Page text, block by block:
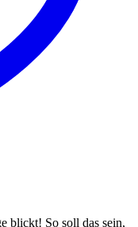
blickt! So soll das sein,